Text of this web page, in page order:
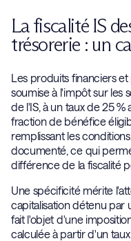
La fiscalité IS
trésorerie : un
Les produits financiers
soumise à l'impôt sur les
de l'IS, à un taux de 25 %
fraction de bénéfice
remplissant les
documenté, ce qui
différence de la fiscalité
Une spécificité mérite
capitalisation détenu par
fait l'objet d'une
calculée à partir d'un